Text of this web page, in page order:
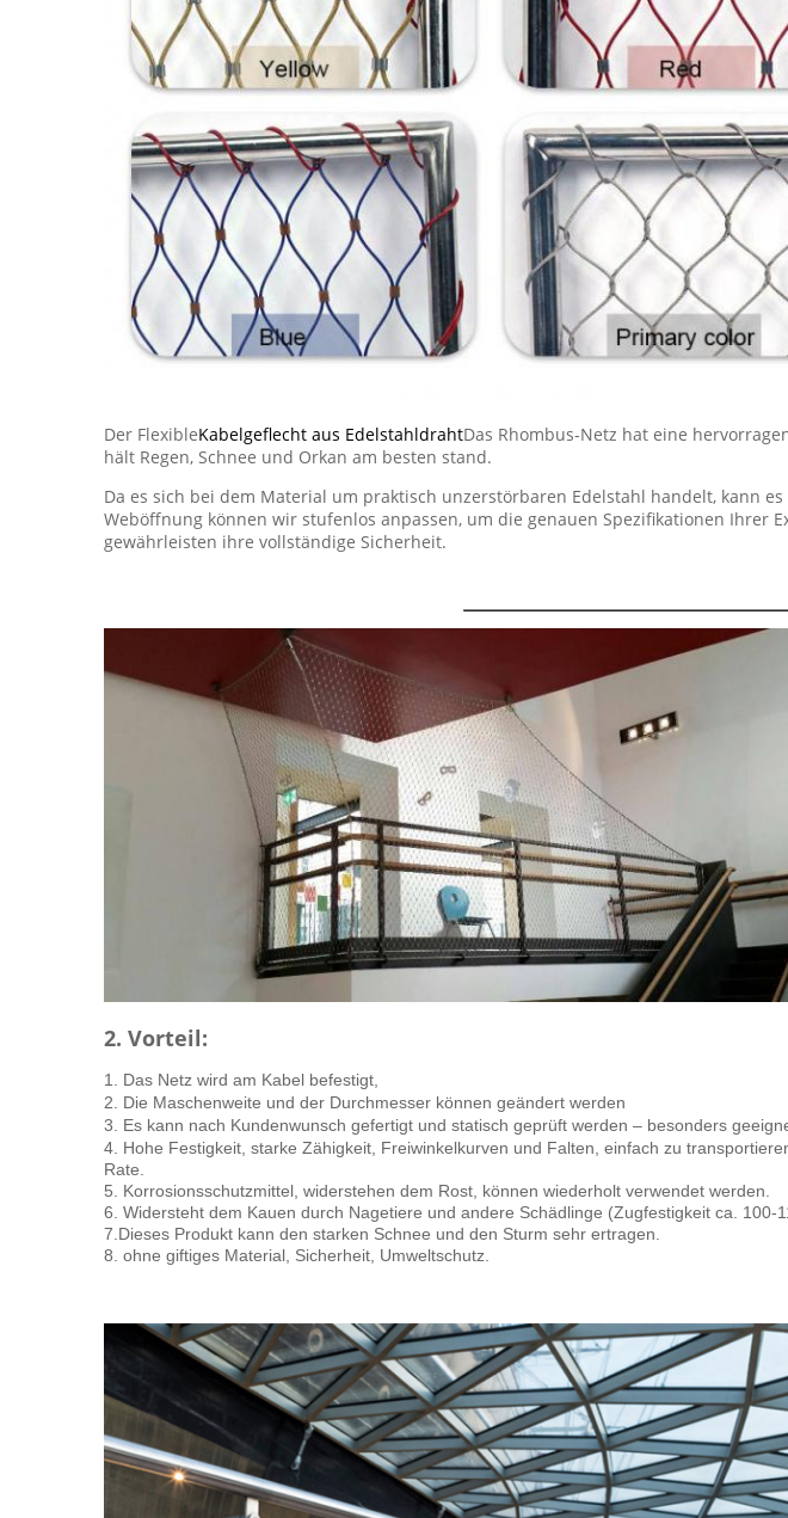
Der FlexibleKabelgeflecht aus EdelstahldrahtDas Rhombus-Netz hat eine
hält Regen, Schnee und Orkan am besten stand.
Da es sich bei dem Material um praktisch unzerstörbaren Edelstahl handelt, kann
Weböffnung können wir stufenlos anpassen, um die genauen Spezifikationen Ihrer
gewährleisten ihre vollständige Sicherheit.
2. Vorteil:
1. Das Netz wird am Kabel befestigt,
2. Die Maschenweite und der Durchmesser können geändert werden
3. Es kann nach Kundenwunsch gefertigt und statisch geprüft werden – besonders
4. Hohe Festigkeit, starke Zähigkeit, Freiwinkelkurven und Falten, einfach zu
Rate.
5. Korrosionsschutzmittel, widerstehen dem Rost, können wiederholt verwendet werden.
6. Widersteht dem Kauen durch Nagetiere und andere Schädlinge (Zugfestigkeit ca. 100-
7.Dieses Produkt kann den starken Schnee und den Sturm sehr ertragen.
8. ohne giftiges Material, Sicherheit, Umweltschutz.